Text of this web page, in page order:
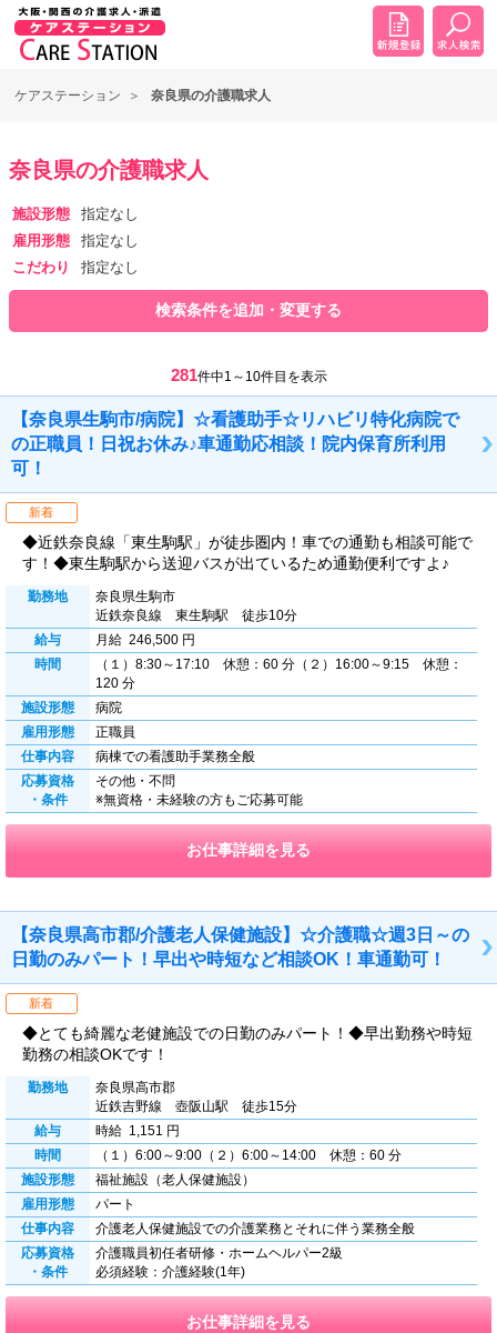
ケアステーション 奈良県の介護職求人
奈良県の介護職求人
施設形態
指定なし
雇用形態
指定なし
こだわり
指定なし
検索条件を追加・変更する
281件中1～10件目を表示
【奈良県生駒市/病院】☆看護助手☆リハビリ特化病院で
の正職員！日祝お休み♪車通勤応相談！院内保育所利用
可！
新着
◆近鉄奈良線「東生駒駅」が徒歩圏内！車での通勤も相談可能で
す！◆東生駒駅から送迎バスが出ているため通勤便利ですよ♪
勤務地
奈良県生駒市
近鉄奈良線 東生駒駅 徒歩10分
給与
月給 246,500 円
時間
（１）8:30～17:10 休憩：60 分（２）16:00～9:15 休憩：
120 分
施設形態
病院
雇用形態
正職員
仕事内容
病棟での看護助手業務全般
応募資格
・条件
その他・不問
※無資格・未経験の方もご応募可能
お仕事詳細を見る
【奈良県高市郡/介護老人保健施設】☆介護職☆週3日～の
日勤のみパート！早出や時短など相談OK！車通勤可！
新着
◆とても綺麗な老健施設での日勤のみパート！◆早出勤務や時短
勤務の相談OKです！
勤務地
奈良県高市郡
近鉄吉野線 壺阪山駅 徒歩15分
給与
時給 1,151 円
時間
（１）6:00～9:00（２）6:00～14:00 休憩：60 分
施設形態
福祉施設（老人保健施設）
雇用形態
パート
仕事内容
介護老人保健施設での介護業務とそれに伴う業務全般
応募資格
・条件
介護職員初任者研修・ホームヘルパー2級
必須経験：介護経験(1年)
お仕事詳細を見る